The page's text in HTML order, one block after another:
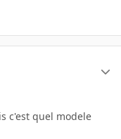
c'est quel modele